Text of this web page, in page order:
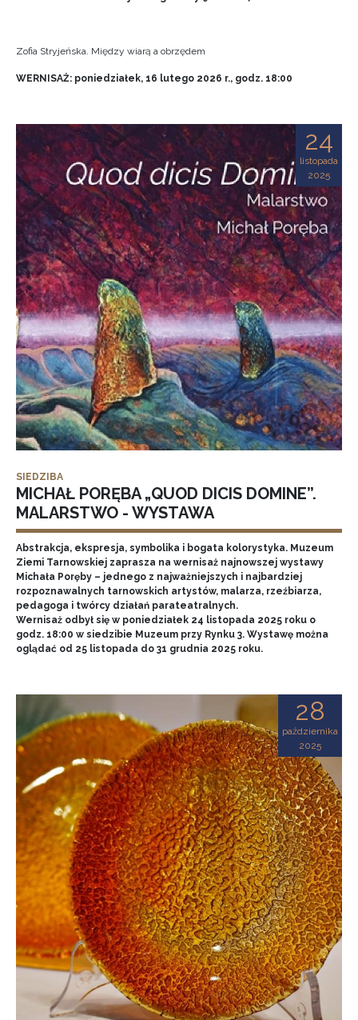
Zofia Stryjeńska. Między wiarą a obrzędem
WERNISAŻ: poniedziałek, 16 lutego 2026 r., godz. 18:00
24
listopada
2025
SIEDZIBA
MICHAŁ PORĘBA „QUOD DICIS DOMINE”.
MALARSTWO - WYSTAWA
Abstrakcja, ekspresja, symbolika i bogata kolorystyka. Muzeum
Ziemi Tarnowskiej zaprasza na wernisaż najnowszej wystawy
Michała Poręby – jednego z najważniejszych i najbardziej
rozpoznawalnych tarnowskich artystów, malarza, rzeźbiarza,
pedagoga i twórcy działań parateatralnych.
Wernisaż odbył się w poniedziałek 24 listopada 2025 roku o
godz. 18:00 w siedzibie Muzeum przy Rynku 3. Wystawę można
oglądać od 25 listopada do 31 grudnia 2025 roku.
28
października
2025